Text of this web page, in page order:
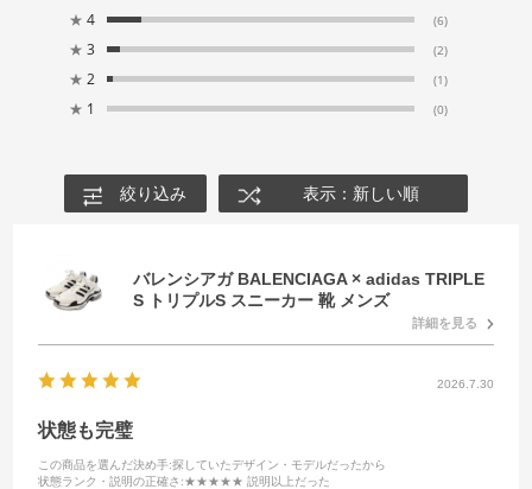
★ 4 (6)
★ 3 (2)
★ 2 (1)
★ 1 (0)
絞り込み 表示：新しい順
バレンシアガ BALENCIAGA × adidas TRIPLE
S トリプルS スニーカー 靴 メンズ
詳細を見る
2026.7.30
状態も完璧
この商品を選んだ決め手:探していたデザイン・モデルだったから
状態ランク・説明の正確さ :★★★★★ 説明以上だった